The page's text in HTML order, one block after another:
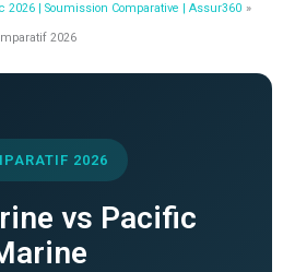
2026 | Soumission Comparative | Assur360
2026
2026
vs Pacific